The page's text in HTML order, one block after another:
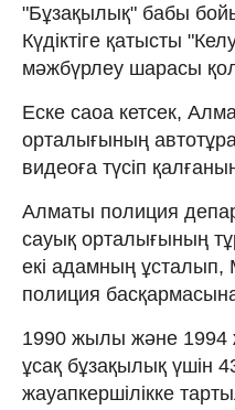
"Бұзақылық" бабы
Күдіктіге қатысты
мәжбүрлеу шарасы
Еске саоа кетсек,
орталығының
видеоға түсіп
Алматы полиция
сауық орталығының
екі адамның
полиция басқармасына
1990 жылы және 1994
ұсақ бұзақылық үшін
жауапкершілікке